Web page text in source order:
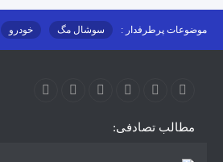
موضوعات پرطرفدار : سوشال مگ خودرو
مطالب تصادفی: